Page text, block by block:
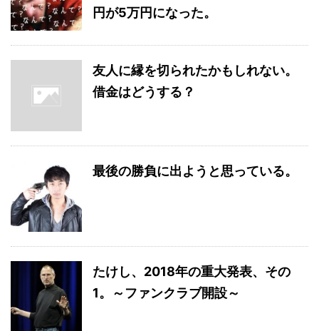
円が5万円になった。
友人に縁を切られたかもしれない。
借金はどうする？
最後の勝負に出ようと思っている。
たけし、2018年の重大発表、その
1。～ファンクラブ開設～